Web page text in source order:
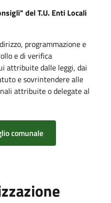
del T.U. Enti Locali
programmazione e
e di verifica
attribuite dalle leggi, dai
e sovrintendere alle
attribuite o delegate al
comunale